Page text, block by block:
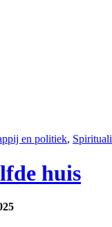
en politiek,
huis